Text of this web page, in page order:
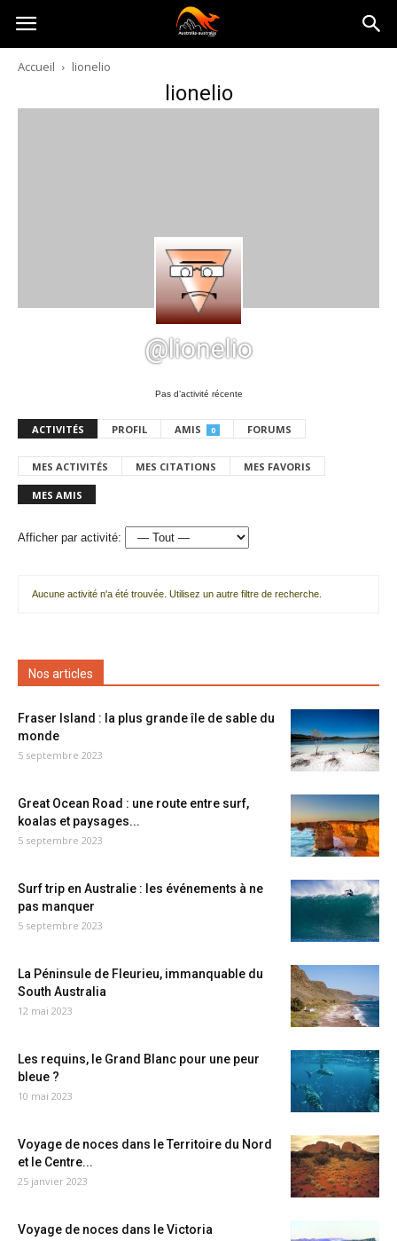
Australia-
australie.com
Accueil lionelio
lionelio
@lionelio
Pas d’activité récente
ACTIVITÉS PROFIL AMIS 0 FORUMS
MES ACTIVITÉS MES CITATIONS MES FAVORIS
MES AMIS
Afficher par activité:
Aucune activité n'a été trouvée. Utilisez un autre filtre de recherche.
Nos articles
Fraser Island : la plus grande île de sable du
monde
5 septembre 2023
Great Ocean Road : une route entre surf,
koalas et paysages...
5 septembre 2023
Surf trip en Australie : les événements à ne
pas manquer
5 septembre 2023
La Péninsule de Fleurieu, immanquable du
South Australia
12 mai 2023
Les requins, le Grand Blanc pour une peur
bleue ?
10 mai 2023
Voyage de noces dans le Territoire du Nord
et le Centre...
25 janvier 2023
Voyage de noces dans le Victoria